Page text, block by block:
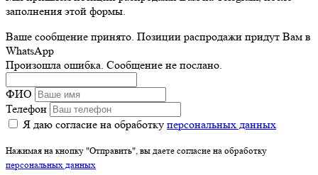
заполнения этой формы.
Ваше сообщение принято. Позиции распродажи придут Вам в
WhatsApp
Произошла ошибка. Сообщение не послано.
ФИО
Телефон
Я даю согласие на обработку персональных данных
Нажимая на кнопку "Отправить", вы даете согласие на обработку
персональных данных